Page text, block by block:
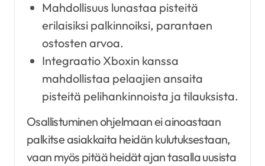
Mahdollisuus lunastaa pisteitä
erilaisiksi palkinnoiksi, parantaen
ostosten arvoa.
Integraatio Xboxin kanssa
mahdollistaa pelaajien ansaita
pisteitä pelihankinnoista ja tilauksista.
Osallistuminen ohjelmaan ei ainoastaan
palkitse asiakkaita heidän kulutuksestaan,
vaan myös pitää heidät ajan tasalla uusista